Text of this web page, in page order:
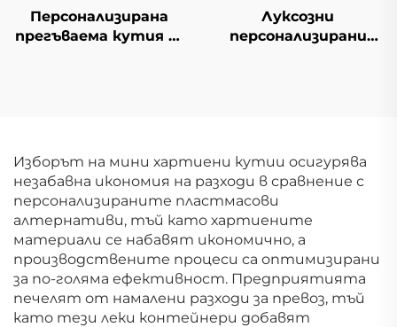
Персонализирана
прегъваема кутия за
Луксозни
персонализирани
опаковане на
тениски и бельо
Изборът на мини хартиени кутии осигурява
незабавна икономия на разходи в сравнение с
персонализираните пластмасови
алтернативи, тъй като хартиените
материали се набавят икономично, а
производствените процеси са оптимизирани
за по-голяма ефективност. Предприятията
печелят от намалени разходи за превоз, тъй
като тези леки контейнери добавят